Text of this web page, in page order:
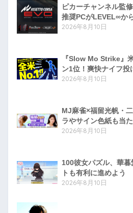
ピカーチャンネル監
推奨PCがLEVEL∞か
2026年8月10日
『Slow Mo Strike』
ン1位！爽快ナイフ投
2026年8月10日
MJ麻雀×福留光帆・
ラやサイン色紙も当た
2026年8月10日
100彼女パズル、華
トも有利に進めよう
2026年8月10日